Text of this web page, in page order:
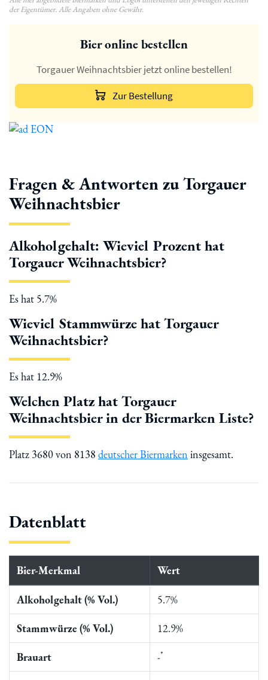
der Eigentümer. Alle Angaben ohne Gewähr.
Bier online bestellen
Torgauer Weihnachtsbier jetzt online bestellen!
Zur Bestellung
Fragen & Antworten zu Torgauer
Weihnachtsbier
Alkoholgehalt: Wieviel Prozent hat
Torgauer Weihnachtsbier?
Es hat 5.7%
Wieviel Stammwürze hat Torgauer
Weihnachtsbier?
Es hat 12.9%
Welchen Platz hat Torgauer
Weihnachtsbier in der Biermarken Liste?
Platz 3680 von 8138 deutscher Biermarken insgesamt.
Datenblatt
Bier-Merkmal Wert
Alkoholgehalt (% Vol.) 5.7%
Stammwürze (% Vol.) 12.9%
Brauart -*